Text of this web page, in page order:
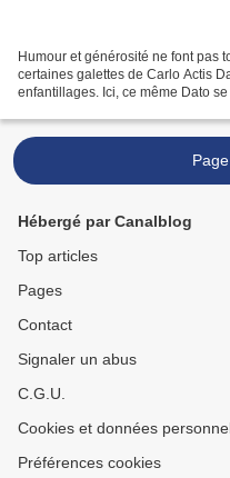
Humour et générosité ne font pas
certaines galettes de Carlo Actis
enfantillages. Ici, ce même Dato
Hébergé par Canalblog
Top articles
Pages
Contact
Signaler un abus
C.G.U.
Cookies et données
Préférences cookies